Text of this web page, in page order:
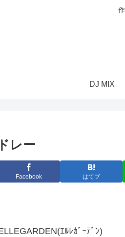
DJ MIX
レー
Facebook はてブ
ｴﾙﾚｶﾞｰﾃﾞ